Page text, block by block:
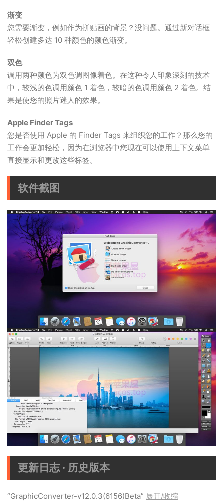
渐变
您需要渐变，例如作为拼贴画的背景？没问题。通过新对话框
轻松创建多达 10 种颜色的颜色渐变。
双色
调用两种颜色为双色调图像着色。在这种令人印象深刻的技术
中，较浅的色调用颜色 1 着色，较暗的色调用颜色 2 着色。结
果是使您的照片迷人的效果。
Apple Finder Tags
您是否使用 Apple 的 Finder Tags 来组织您的工作？那么您的
工作会更加轻松，因为在浏览器中您现在可以使用上下文菜单
直接显示和更改这些标签。
软件截图
更新日志 · 历史版本
“GraphicConverter-v12.0.3(6156)Beta” 展开/收缩